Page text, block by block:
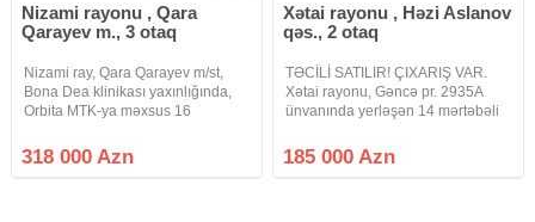
Nizami rayonu , Qara
Qarayev m., 3 otaq
Nizami ray, Qara Qarayev m/st,
Bona Dea klinikası yaxınlığında,
Orbita MTK-ya məxsus 16
mərtəbəsində, qanuni 3 otaq
sahəsi 106 kv m olan kupçalı
318 000 Azn
Xətai rayonu , Həzi Aslanov
qəs., 2 otaq
TƏCİLİ SATILIR! ÇIXARIŞ VAR.
Xətai rayonu, Gəncə pr. 2935A
ünvanında yerləşən 14 mərtəbəli
mərtəbəsində yerləşən qanuni 2
otaqlı mənzil satışa çıxarılmışdır.
185 000 Azn